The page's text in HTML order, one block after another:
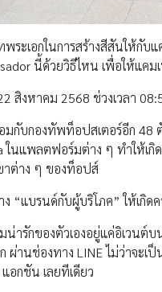
ะเอกในการสร้างสีสันให้กับ
นี้ด้วยวิธีไหน เพื่อให้แค
สิงหาคม 2568 ช่วงเวลา
มกับกองทัพท็อปสเตอร์อีก
นแพลตฟอร์มต่าง ๆ ทำให้เกิ
ต่าง ๆ ของท็อปส์
“แบรนด์กับผู้บริโภค” ให้เกิ
น่ารักของตัวเองอยู่แค่อิเวน
ผ่านช่องทาง LINE ไม่ว่าจะ
อกชัน เลยทีเดียว